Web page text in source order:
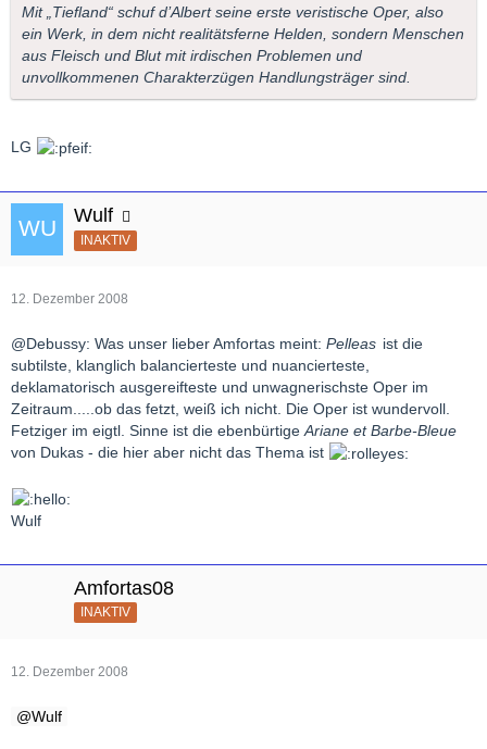
Mit „Tiefland“ schuf d’Albert seine erste veristische Oper, also
ein Werk, in dem nicht realitätsferne Helden, sondern Menschen
aus Fleisch und Blut mit irdischen Problemen und
unvollkommenen Charakterzügen Handlungsträger sind.
LG
Wulf
INAKTIV
12. Dezember 2008
@Debussy: Was unser lieber Amfortas meint: Pelleas ist die
subtilste, klanglich balancierteste und nuancierteste,
deklamatorisch ausgereifteste und unwagnerischste Oper im
Zeitraum.....ob das fetzt, weiß ich nicht. Die Oper ist wundervoll.
Fetziger im eigtl. Sinne ist die ebenbürtige Ariane et Barbe-Bleue
von Dukas - die hier aber nicht das Thema ist
Wulf
Amfortas08
INAKTIV
12. Dezember 2008
Wulf